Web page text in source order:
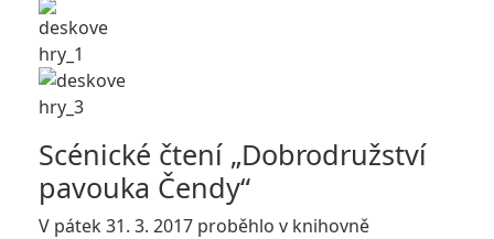
Scénické čtení „Dobrodružství
pavouka Čendy“
V pátek 31. 3. 2017 proběhlo v knihovně